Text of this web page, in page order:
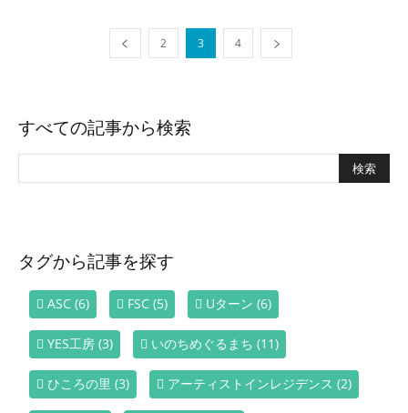
2 3 4
すべての記事から検索
タグから記事を探す
ASC (6) FSC (5) Uターン (6)
YES工房 (3) いのちめぐるまち (11)
ひころの里 (3) アーティストインレジデンス (2)